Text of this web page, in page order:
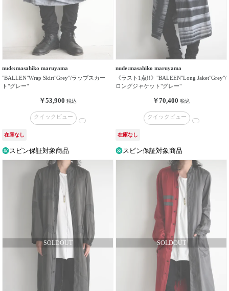
nude:masahiko maruyama
"BALLEN"Wrap Skirt"Grey"/ラップスカー
ト"グレー"
￥53,900 税込
クイックビュー
在庫なし
スピン保証対象商品
nude:masahiko maruyama
《ラスト1点!!》"BALEEN"Long Jaket"Grey"/
ロングジャケット"グレー"
￥70,400 税込
クイックビュー
在庫なし
スピン保証対象商品